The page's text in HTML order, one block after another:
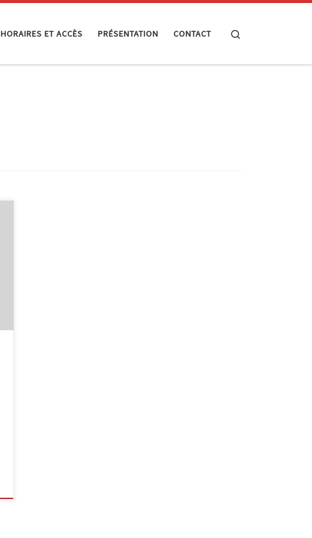
HORAIRES ET ACCÈS PRÉSENTATION CONTACT